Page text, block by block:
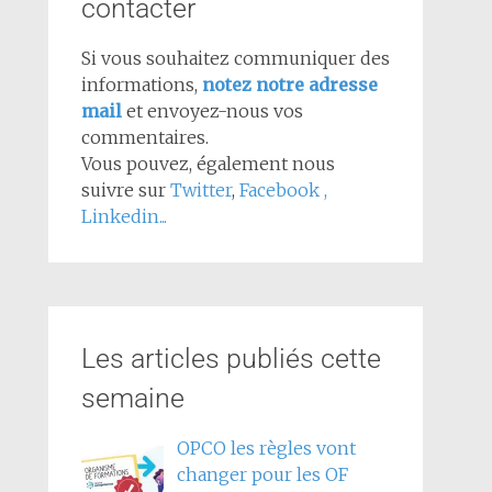
contacter
Si vous souhaitez communiquer des
informations, notez notre adresse
mail et envoyez-nous vos
commentaires.
Vous pouvez, également nous
suivre sur Twitter, Facebook ,
Linkedin...
Les articles publiés cette
semaine
OPCO les règles vont
changer pour les OF